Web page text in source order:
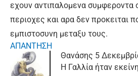
εχουν αντιπαλομενα συμφεροντα
περιοχες και αρα δεν προκειται
εμπιστοσυνη μεταξυ τους.
ΑΠΑΝΤΗΣΗ
Θανάσης 5
Η Γαλλία ήταν